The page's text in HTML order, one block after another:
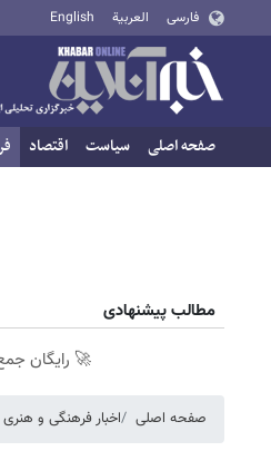
فارسی العربية English
صفحه اصلی سیاست اقتصاد
مطالب پیشنهادی
🚀 رایگان
صفحه اصلی اخبار فرهنگی و هنری